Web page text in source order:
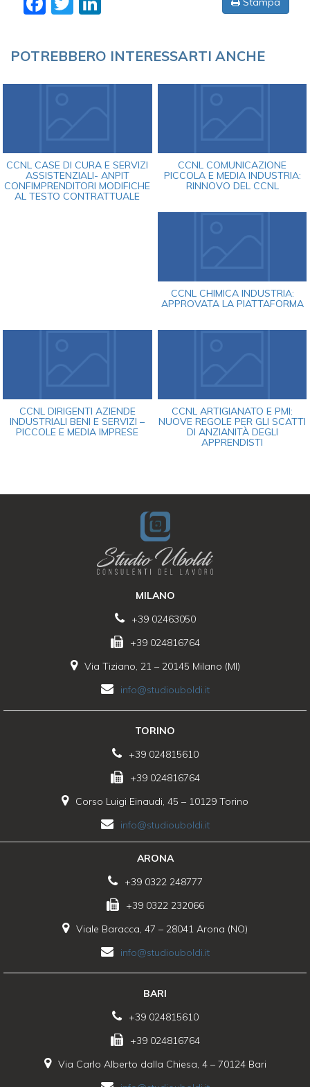
POTREBBERO INTERESSARTI ANCHE
CCNL CASE DI CURA E SERVIZI
ASSISTENZIALI- ANPIT
CONFIMPRENDITORI MODIFICHE
AL TESTO CONTRATTUALE
CCNL COMUNICAZIONE
PICCOLA E MEDIA INDUSTRIA:
RINNOVO DEL CCNL
CCNL CHIMICA INDUSTRIA:
APPROVATA LA PIATTAFORMA
CCNL DIRIGENTI AZIENDE
INDUSTRIALI BENI E SERVIZI –
PICCOLE E MEDIA IMPRESE
CCNL ARTIGIANATO E PMI:
NUOVE REGOLE PER GLI SCATTI
DI ANZIANITÀ DEGLI
APPRENDISTI
MILANO
+39 02463050
+39 024816764
Via Tiziano, 21 – 20145 Milano (MI)
info@studiouboldi.it
TORINO
+39 024815610
+39 024816764
Corso Luigi Einaudi, 45 – 10129 Torino
info@studiouboldi.it
ARONA
+39 0322 248777
+39 0322 232066
Viale Baracca, 47 – 28041 Arona (NO)
info@studiouboldi.it
BARI
+39 024815610
+39 024816764
Via Carlo Alberto dalla Chiesa, 4 – 70124 Bari